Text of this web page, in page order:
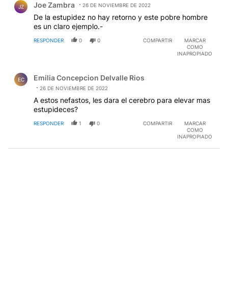
JZ Joe Zambra 26 DE NOVIEMBRE DE 2022
De la estupidez no hay retorno y este pobre hombre
es un claro ejemplo.-
RESPONDER 0 0 COMPARTIR
MARCAR
COMO
INAPROPIADO
EC Emilia Concepcion Delvalle Rios
26 DE NOVIEMBRE DE 2022
A estos nefastos, les dara el cerebro para elevar mas
estupideces?
RESPONDER 1 0 COMPARTIR
MARCAR
COMO
INAPROPIADO